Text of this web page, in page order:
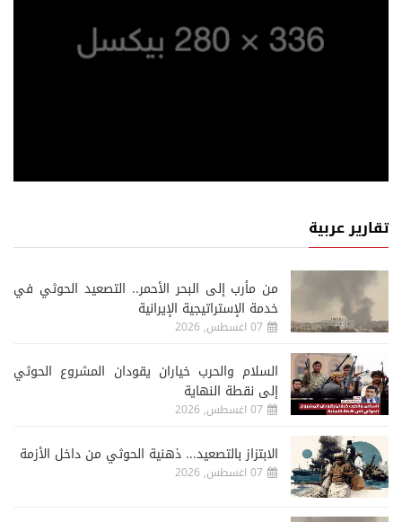
تقارير عربية
من مأرب إلى البحر الأحمر.. التصعيد الحوثي في
خدمة الإستراتيجية الإيرانية
07 اغسطس, 2026
السلام والحرب خياران يقودان المشروع الحوثي
إلى نقطة النهاية
07 اغسطس, 2026
الابتزاز بالتصعيد... ذهنية الحوثي من داخل الأزمة
07 اغسطس, 2026